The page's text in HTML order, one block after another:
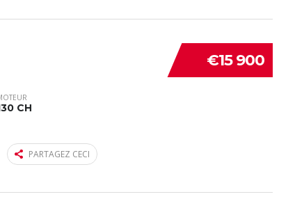
€15 900
CH
PARTAGEZ CECI